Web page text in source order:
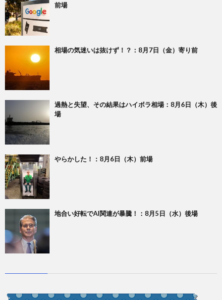
前場
相場の気迷いは抜けず！？：8月7日（金）寄り前
過熱と失望、その結果はハイボラ相場：8月6日（木）後
場
やらかした！：8月6日（木）前場
地合い好転でAI関連が暴騰！：8月5日（水）後場